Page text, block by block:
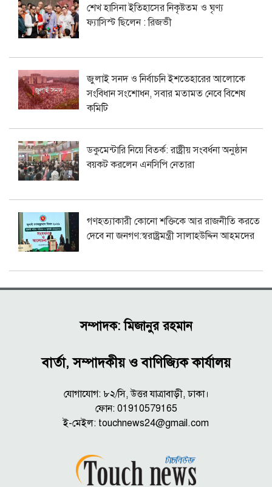
শেখ হাসিনা ইতিহাসের নিকৃষ্টতম ও ঘৃণ্য
ফ্যাসিস্ট ছিলেন : রিজভী
জুলাই সনদ ও নির্বাচনি ইশতেহারের আলোকে
সংবিধান সংশোধন, সবার মতামত নেবে বিশেষ
কমিটি
ডকুমেন্টারি নিয়ে বিতর্ক: রাষ্ট্রীয় সংবর্ধনা অনুষ্ঠান
বয়কট করলেন এনসিপি নেতারা
গণহত্যাকারী কোনো শক্তিকে আর রাজনীতি করতে
দেবে না জনগণ:স্বরাষ্ট্রমন্ত্রী সালাহউদ্দিন আহমদের
সম্পাদক: মিজানুর রহমান
বার্তা, সম্পাদকীয় ও বাণিজ্যিক কার্যালয়
যোগাযোগ: ৮২/সি, উত্তর যাত্রাবাড়ী, ঢাকা।
ফোন: 01910579165
ই-মেইল: touchnews24@gmail.com